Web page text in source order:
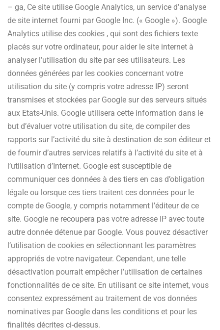
– ga, Ce site utilise Google Analytics, un service d’analyse
de site internet fourni par Google Inc. (« Google »). Google
Analytics utilise des cookies , qui sont des fichiers texte
placés sur votre ordinateur, pour aider le site internet à
analyser l’utilisation du site par ses utilisateurs. Les
données générées par les cookies concernant votre
utilisation du site (y compris votre adresse IP) seront
transmises et stockées par Google sur des serveurs situés
aux Etats-Unis. Google utilisera cette information dans le
but d’évaluer votre utilisation du site, de compiler des
rapports sur l’activité du site à destination de son éditeur et
de fournir d’autres services relatifs à l’activité du site et à
l’utilisation d’Internet. Google est susceptible de
communiquer ces données à des tiers en cas d’obligation
légale ou lorsque ces tiers traitent ces données pour le
compte de Google, y compris notamment l’éditeur de ce
site. Google ne recoupera pas votre adresse IP avec toute
autre donnée détenue par Google. Vous pouvez désactiver
l’utilisation de cookies en sélectionnant les paramètres
appropriés de votre navigateur. Cependant, une telle
désactivation pourrait empêcher l’utilisation de certaines
fonctionnalités de ce site. En utilisant ce site internet, vous
consentez expressément au traitement de vos données
nominatives par Google dans les conditions et pour les
finalités décrites ci-dessus.